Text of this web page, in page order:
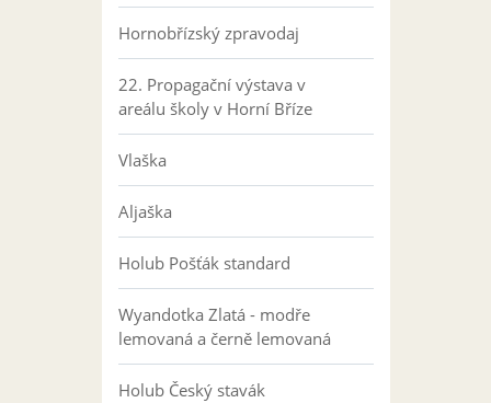
Hornobřízský zpravodaj
22. Propagační výstava v
areálu školy v Horní Bříze
Vlaška
Aljaška
Holub Pošťák standard
Wyandotka Zlatá - modře
lemovaná a černě lemovaná
Holub Český stavák